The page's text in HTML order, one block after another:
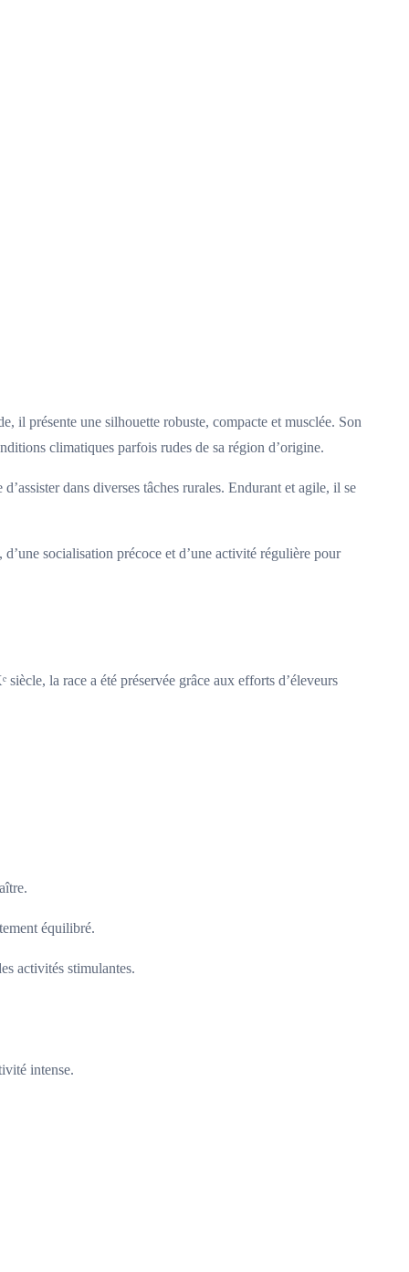
il présente une silhouette robuste, compacte et musclée. Son
climatiques parfois rudes de sa région d’origine.
dans diverses tâches rurales. Endurant et agile, il se
socialisation précoce et d’une activité régulière pour
la race a été préservée grâce aux efforts d’éleveurs
équilibré.
activités stimulantes.
intense.